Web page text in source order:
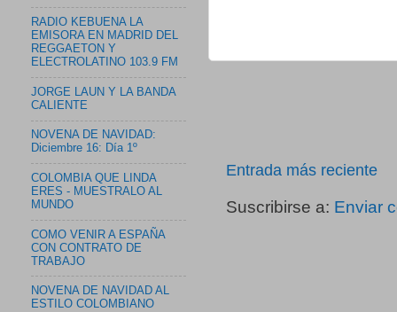
Entrada más reciente
Suscribirse a: Enviar
RADIO KEBUENA LA
EMISORA EN MADRID DEL
REGGAETON Y
ELECTROLATINO 103.9 FM
JORGE LAUN Y LA BANDA
CALIENTE
NOVENA DE NAVIDAD:
Diciembre 16: Día 1º
COLOMBIA QUE LINDA
ERES - MUESTRALO AL
MUNDO
COMO VENIR A ESPAÑA
CON CONTRATO DE
TRABAJO
NOVENA DE NAVIDAD AL
ESTILO COLOMBIANO